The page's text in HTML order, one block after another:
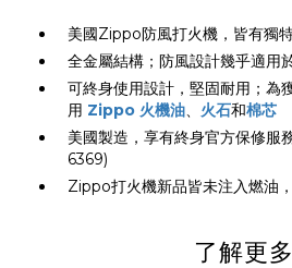
美國Zippo防風打火機，皆有獨
全金屬結構；防風設計幾乎適用
可終身使用設計，堅固耐用；為
用 Zippo 火機油、 火石和棉芯
美國製造，享有終身官方保修服
6369)
Zippo打火機新品皆未注入燃油
了解更多